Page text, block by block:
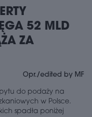
52 MLD
ZA
Opr./edited by MF
do podaży na
w Polsce.
spadła poniżej